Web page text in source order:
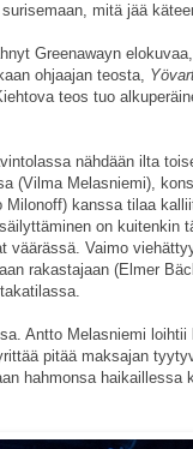
mitä jää
Greenawayn
ohjaajan teosta,
teos tuo
nähdään ilta
(Vilma Melasniemi),
Milonoff) kanssa tilaa
on kuitenkin
väärässä. Vaimo
rakastajaan (Elmer
Antto Melasniemi
pitää maksajan
hahmonsa